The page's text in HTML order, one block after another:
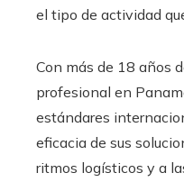
el tipo de actividad
Con más de 18 años
profesional en
estándares
eficacia de sus
ritmos logísticos y a